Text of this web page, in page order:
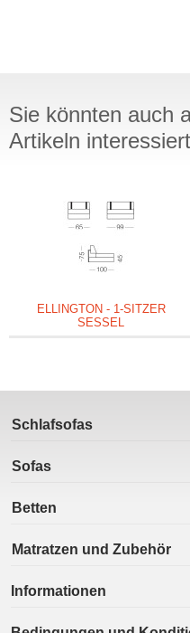
Sie könnten auch
Artikeln
ELLINGTON - 1-SITZER
SESSEL
Schlafsofas
Sofas
Betten
Matratzen und Zubehör
Informationen